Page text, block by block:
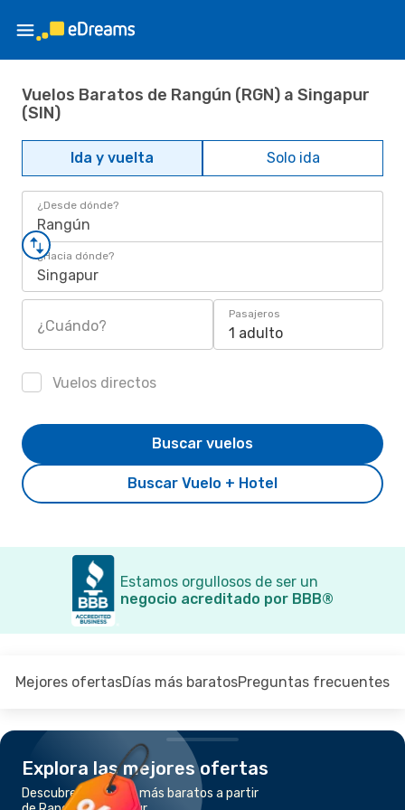
Vuelos Baratos de Rangún (RGN) a Singapur
(SIN)
Ida y vuelta Solo ida
¿Desde dónde?
Rangún
¿Hacia dónde?
Singapur
¿Cuándo?
Pasajeros
1 adulto
Vuelos directos
Buscar Vuelo + Hotel
Buscar vuelos
Estamos orgullosos de ser un
negocio acreditado por BBB®
Mejores ofertasDías más baratosPreguntas frecuentes
Explora las mejores ofertas
Descubre los vuelos más baratos a partir